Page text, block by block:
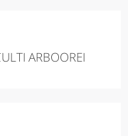
ARBOOREI